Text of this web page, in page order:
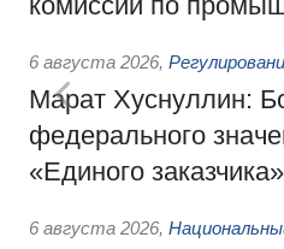
6 августа 2026,
Марат Хуснуллин:
федерального
«Единого заказчика»
6 августа 2026,